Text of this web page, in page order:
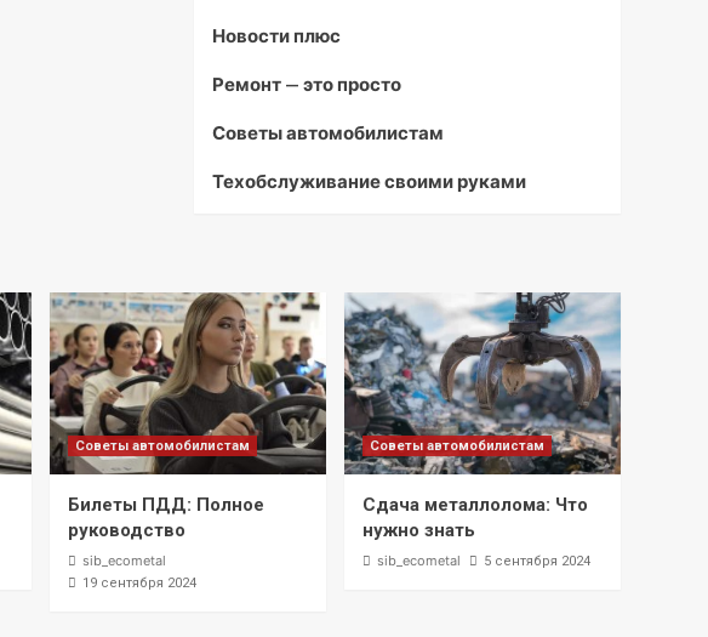
Новости плюс
Ремонт — это просто
Советы автомобилистам
Техобслуживание своими руками
Советы автомобилистам
Билеты ПДД: Полное
руководство
sib_ecometal
19 сентября 2024
Советы автомобилистам
Сдача металлолома: Что
нужно знать
sib_ecometal 5 сентября 2024